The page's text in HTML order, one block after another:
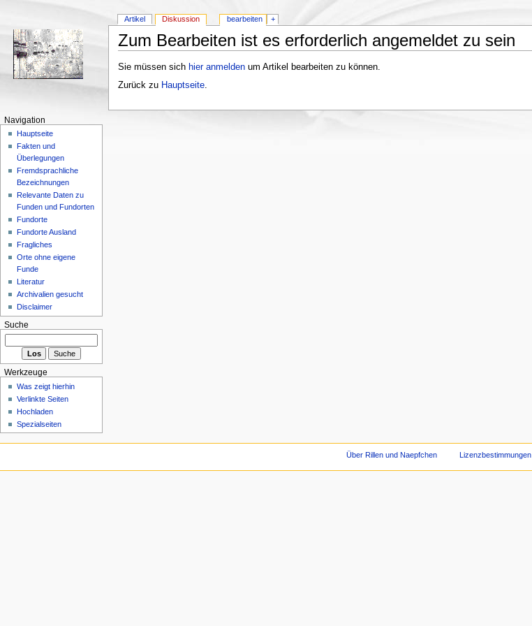
Zum Bearbeiten ist es erforderlich angemeldet zu sein
Sie müssen sich hier anmeldenum Artikel bearbeiten zu können.
Zurück zu Hauptseite.
Artikel Diskussion bearbeiten +
Navigation
Hauptseite
Fakten und
Überlegungen
Fremdsprachliche
Bezeichnungen
Relevante Daten zu
Funden und Fundorten
Fundorte
Fundorte Ausland
Fragliches
Orte ohne eigene
Funde
Literatur
Archivalien gesucht
Disclaimer
Suche
Werkzeuge
Was zeigt hierhin
Verlinkte Seiten
Hochladen
Spezialseiten
Über Rillen und Naepfchen Lizenzbestimmungen